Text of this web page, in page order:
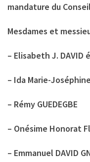
mandature du
Mesdames et
– Elisabeth J. DAVID
– Ida Marie-
– Rémy GUEDEGBE
– Onésime Honorat
– Emmanuel DAVID